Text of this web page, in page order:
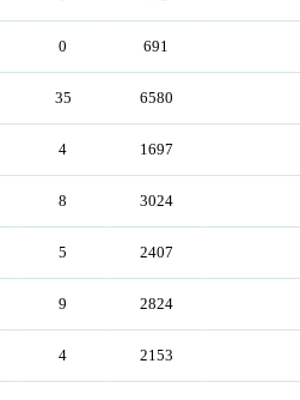
0 691
35 6580
4 1697
8 3024
5 2407
9 2824
4 2153